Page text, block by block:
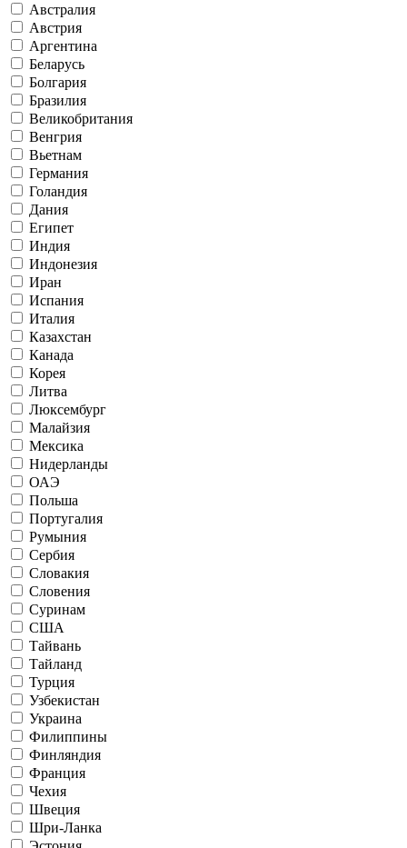
Австралия
Австрия
Аргентина
Беларусь
Болгария
Бразилия
Великобритания
Венгрия
Вьетнам
Германия
Голандия
Дания
Египет
Индия
Индонезия
Иран
Испания
Италия
Казахстан
Канада
Корея
Литва
Люксембург
Малайзия
Мексика
Нидерланды
ОАЭ
Польша
Португалия
Румыния
Сербия
Словакия
Словения
Суринам
США
Тайвань
Тайланд
Турция
Узбекистан
Украина
Филиппины
Финляндия
Франция
Чехия
Швеция
Шри-Ланка